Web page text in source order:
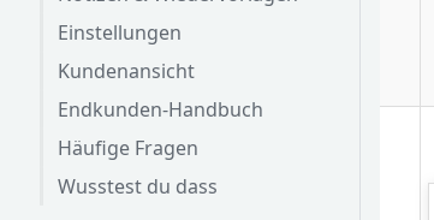
Einstellungen
Kundenansicht
Endkunden-Handbuch
Häufige Fragen
Wusstest du dass